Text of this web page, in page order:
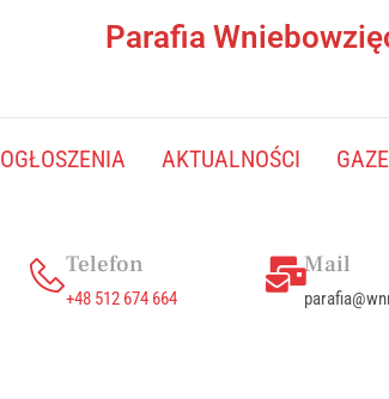
Parafia
OGŁOSZENIA AKTUALNOŚCI
Telefon
+48 512 674 664
Mail